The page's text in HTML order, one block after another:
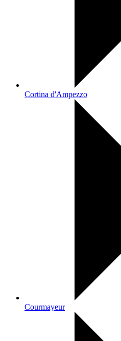
Cortina d'Ampezzo
Courmayeur